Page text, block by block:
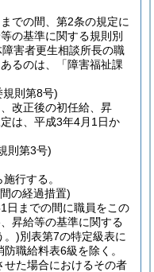
での間、第2条の規定に
の基準に関する規則別
害者更生相談所長の職
るのは、「障害福祉課
規則第8号)
改正後の初任給、昇
は、平成3年4月1日か
則第3号)
行する。
の経過措置)
日までの間に職員をこの
昇給等の基準に関する
。)別表第7の特定級表に
防職給料表6級を除く。
せた場合におけるその者